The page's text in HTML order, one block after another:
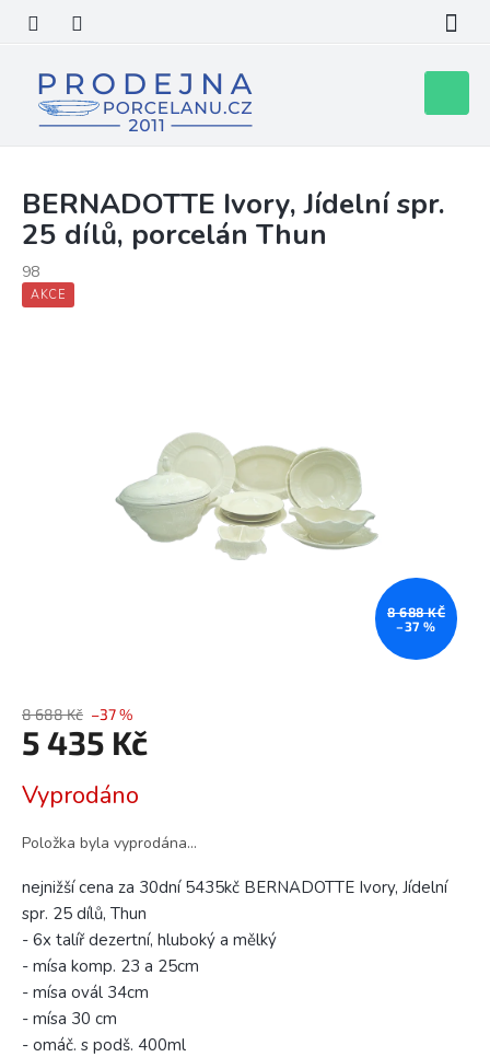
obsah
košík
BERNADOTTE Ivory, Jídelní spr.
25 dílů, porcelán Thun
98
AKCE
8 688 KČ
–37 %
8 688 Kč –37 %
5 435 Kč
cena:
Vyprodáno
Položka byla vyprodána…
nejnižší cena za 30dní 5435kč BERNADOTTE Ivory, Jídelní
spr. 25 dílů, Thun
- 6x talíř dezertní, hluboký a mělký
- mísa komp. 23 a 25cm
- mísa ovál 34cm
- mísa 30 cm
- omáč. s podš. 400ml